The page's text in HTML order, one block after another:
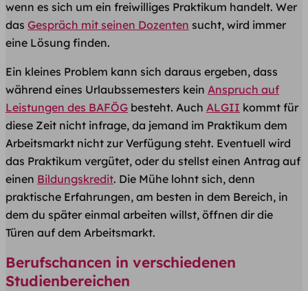
wenn es sich um ein freiwilliges Praktikum handelt. Wer
das Gespräch mit seinen Dozenten sucht, wird immer
eine Lösung finden.
Ein kleines Problem kann sich daraus ergeben, dass
während eines Urlaubssemesters kein Anspruch auf
Leistungen des BAFÖG besteht. Auch ALGII kommt für
diese Zeit nicht infrage, da jemand im Praktikum dem
Arbeitsmarkt nicht zur Verfügung steht. Eventuell wird
das Praktikum vergütet, oder du stellst einen Antrag auf
einen Bildungskredit. Die Mühe lohnt sich, denn
praktische Erfahrungen, am besten in dem Bereich, in
dem du später einmal arbeiten willst, öffnen dir die
Türen auf dem Arbeitsmarkt.
Berufschancen in verschiedenen
Studienbereichen